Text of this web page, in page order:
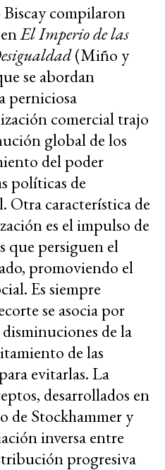
compilaron
enEl Imperio de las
(Miño y
se abordan
perniciosa
comercial trajo
global de los
del poder
políticas de
Otra característica de
es el impulso de
que persiguen el
promoviendo el
Es siempre
se asocia por
de la
de las
evitarlas. La
desarrollados en
de Stockhammer y
inversa entre
progresiva